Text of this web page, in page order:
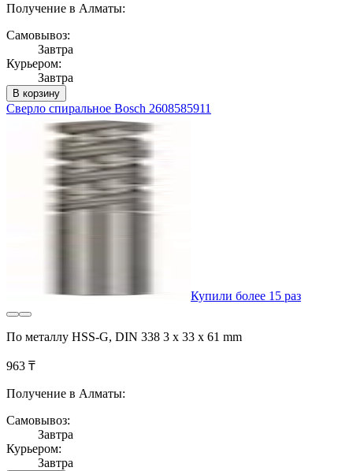
Получение в Алматы:
Самовывоз:
Завтра
Курьером:
Завтра
В корзину
Сверло спиральное Bosch 2608585911
Купили более 15 раз
По металлу HSS-G, DIN 338 3 x 33 x 61 mm
963 ₸
Получение в Алматы:
Самовывоз:
Завтра
Курьером:
Завтра